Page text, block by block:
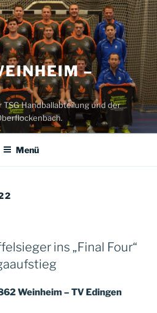
–
Handballabteilung und der
Menü
ins „Final Four“
Weinheim – TV Edingen